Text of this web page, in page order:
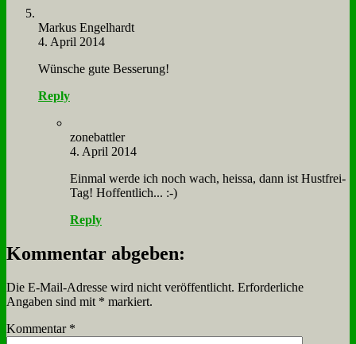
Mar­kus En­gel­hardt
4. April 2014
Wün­sche gu­te Bes­se­rung!
Reply
zone­batt­ler
4. April 2014
Ein­mal wer­de ich noch wach, heissa, dann ist Hust­frei-
Tag! Hof­fent­lich... :-)
Reply
Kommentar abgeben:
Die E-Mail-Adresse wird nicht veröffentlicht. Erforderliche
Angaben sind mit * markiert.
Kommentar *